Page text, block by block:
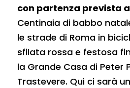
con partenza prevista
Centinaia di babbo
le strade di Roma in
sfilata rossa e festosa
la Grande Casa di Peter
Trastevere. Qui ci sarà